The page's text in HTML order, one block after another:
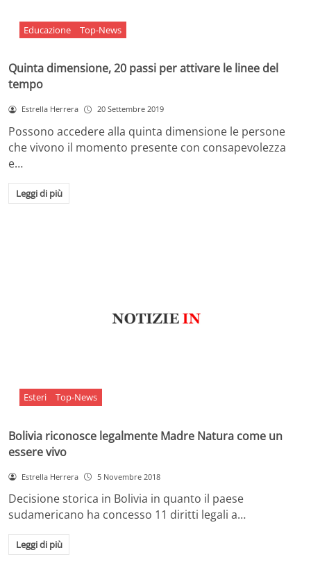
Educazione Top-News
Quinta dimensione, 20 passi per attivare le linee del
tempo
Estrella Herrera 20 Settembre 2019
Possono accedere alla quinta dimensione le persone
che vivono il momento presente con consapevolezza
e…
Leggi di più
Esteri Top-News
Bolivia riconosce legalmente Madre Natura come un
essere vivo
Estrella Herrera 5 Novembre 2018
Decisione storica in Bolivia in quanto il paese
sudamericano ha concesso 11 diritti legali a…
Leggi di più